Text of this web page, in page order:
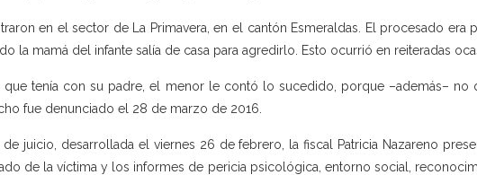
en el sector de La Primavera, en el cantón Esmeraldas. El procesado era
la mamá del infante salía de casa para agredirlo. Esto ocurrió en reiteradas
que tenía con su padre, el menor le contó lo sucedido, porque –además– no
fue denunciado el 28 de marzo de 2016.
de juicio, desarrollada el viernes 26 de febrero, la fiscal Patricia Nazareno
de la víctima y los informes de pericia psicológica, entorno social,